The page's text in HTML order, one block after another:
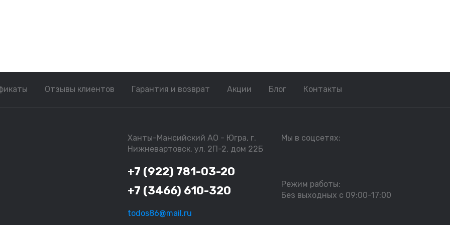
Отзывы клиентов Гарантия и возврат Акции Блог Контакты
Ханты-Мансийский АО - Югра, г.
Нижневартовск, ул. 2П-2, дом 22Б
+7 (922) 781-03-20
+7 (3466) 610-320
todos86@mail.ru
Мы в соцсетях:
Режим работы:
Без выходных с 09:00-17:00